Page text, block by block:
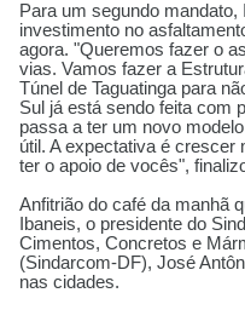
Para um segundo
investimento no
agora. "Queremos fazer o
vias. Vamos fazer a
Túnel de Taguatinga para
Sul já está sendo feita com
passa a ter um novo
útil. A expectativa é crescer
ter o apoio de vocês",
Anfitrião do café da manhã
Ibaneis, o presidente do
Cimentos, Concretos e
(Sindarcom-DF), José
nas cidades.